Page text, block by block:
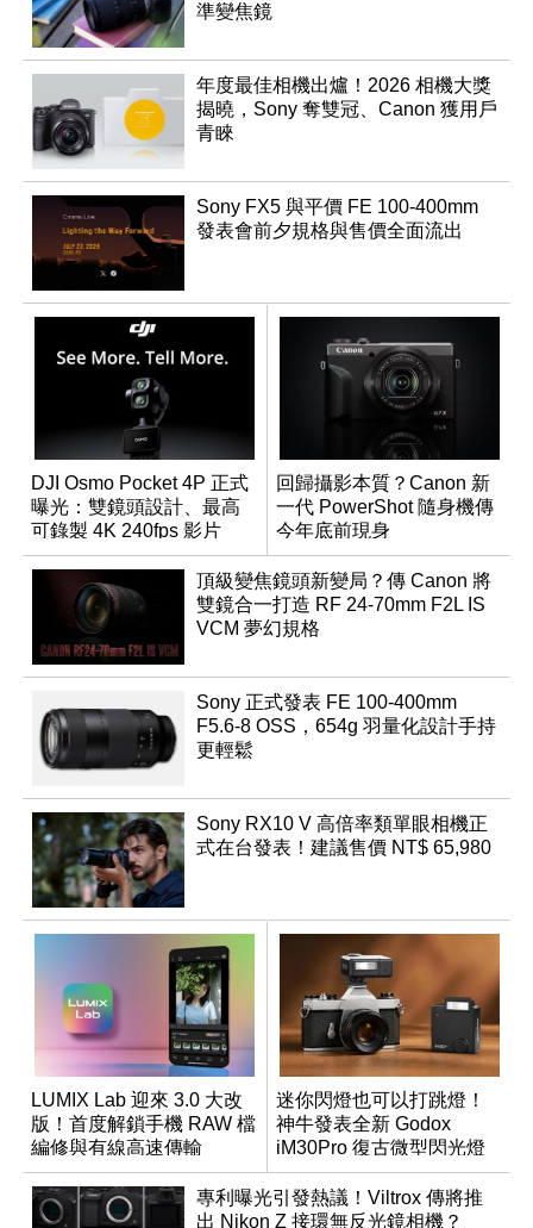
準變焦鏡
年度最佳相機出爐！2026 相機大獎
揭曉，Sony 奪雙冠、Canon 獲用戶
青睞
Sony FX5 與平價 FE 100-400mm
發表會前夕規格與售價全面流出
DJI Osmo Pocket 4P 正式
曝光：雙鏡頭設計、最高
可錄製 4K 240fps 影片
回歸攝影本質？Canon 新
一代 PowerShot 隨身機傳
今年底前現身
頂級變焦鏡頭新變局？傳 Canon 將
雙鏡合一打造 RF 24-70mm F2L IS
VCM 夢幻規格
Sony 正式發表 FE 100-400mm
F5.6-8 OSS，654g 羽量化設計手持
更輕鬆
Sony RX10 V 高倍率類單眼相機正
式在台發表！建議售價 NT$ 65,980
LUMIX Lab 迎來 3.0 大改
版！首度解鎖手機 RAW 檔
編修與有線高速傳輸
迷你閃燈也可以打跳燈！
神牛發表全新 Godox
iM30Pro 復古微型閃光燈
專利曝光引發熱議！Viltrox 傳將推
出 Nikon Z 接環無反光鏡相機？